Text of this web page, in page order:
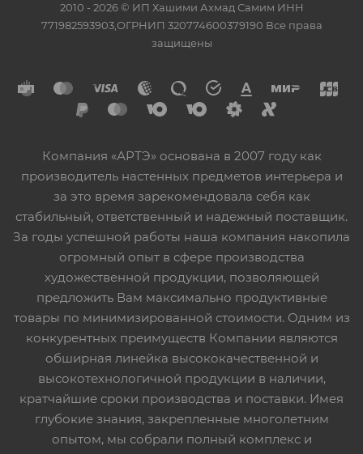
2010 - 2026 © ИП Хашими Ахмад Самим ИНН
771982593903,ОГРНИП 320774600379190 Все права
защищены
Компания «АРТЭ» основана в 2007 году как
производитель настенных предметов интерьера и
за это время зарекомендовала себя как
стабильный, ответственный и надежный поставщик.
За годы успешной работы наша компания накопила
огромный опыт в сфере производства
художественной продукции, позволяющей
предложить Вам максимально продуктивные
товары по минимизированной стоимости. Одним из
конкурентных преимуществ Компании являются
обширная линейка высококачественной и
высокотехнологичной продукции в наличии,
кратчайшие сроки производства и поставки. Имея
глубокие знания, закрепленные многолетним
опытом, мы собрали полный комплекс и